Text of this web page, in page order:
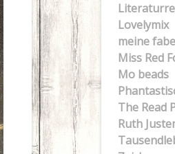
Lovelymix
meine
Miss Red
Mo beads
The Read
Ruth